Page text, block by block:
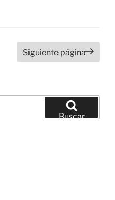
Siguiente página
Buscar